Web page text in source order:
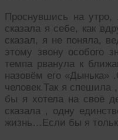
Проснувшись на
сказала я себе, как
сказал, я не поняла,
этому звону особого
темпа рванула к
назовём его «Дынька»
человек.Так я
бы я хотела на своё
сказала , одну
жизнь…Если бы я